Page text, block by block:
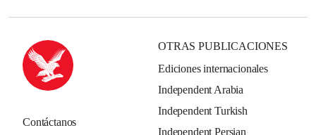
Contáctanos
OTRAS PUBLICACIONES
Ediciones internacionales
Independent Arabia
Independent Turkish
Independent Persian